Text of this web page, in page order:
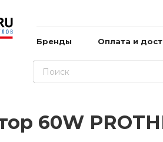
Бренды Оплата и
60W